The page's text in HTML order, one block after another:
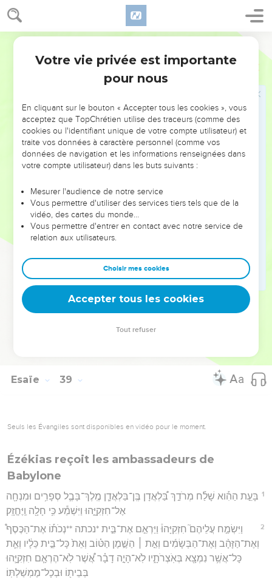
Esaïe 38
מִכְתָּ֖ב לְחִזְקִיָּ֣הוּ מֶֽלֶךְ־יְהוּדָ֑ה בַּחֲלֹת֕וֹ וַיְחִ֖י מֵחָלְיֽוֹ׃
10 אֲנִ֣י אָמַ֗רְתִּי בִּדְמִ֥י יָמַ֛י אֵלֵ֖כָה בְּשַׁעֲרֵ֣י שְׁא֑וֹל פֻּקַּ֖דְתִּי יֶ֥תֶר שְׁנוֹתָֽי׃
אָמַ֙רְתִּי֙ לֹא־אֶרְאֶ֣ה יָ֔הּ יָ֖הּ בְּאֶ֣רֶץ הַחַיִּ֑ים לֹא־אַבִּ֥יט אָדָ֛ם ע֖וֹד
עִם־י֥וֹשְׁבֵי חָֽדֶל׃
12
דּוֹרִ֗י נִסַּ֧ע וְנִגְלָ֛ה מִנִּ֖י כְּאֹ֣הֶל רֹעִ֑י קִפַּ֨דְתִּי כָאֹרֵ֤ג חַיַּי֙ מִדַּלָּ֣ה יְבַצְּעֵ֔נִי
שִׁוִּ֤יתִי עַד־בֹּ֙קֶר֙ כָּֽאֲרִ֔י כֵּ֥ן יְשַׁבֵּ֖ר כָּל־עַצְמוֹתָ֑י מִיּ֥וֹם עַד־לַ֖יְלָה תַּשְׁלִימֵֽנִי׃
כְּס֤וּס עָגוּר֙ כֵּ֣ן אֲצַפְצֵ֔ף אֶהְגֶּ֖ה כַּיּוֹנָ֑ה דַּלּ֤וּ עֵינַי֙ לַמָּר֔וֹם אֲדֹנָ֖י עָֽשְׁקָה־לִּ֥י
עָרְבֵֽנִי׃
מָֽה־אֲדַבֵּ֥ר וְאָֽמַר־לִ֖י וְה֣וּא עָשָׂ֑ה אֶדַּדֶּ֥ה כָל־שְׁנוֹתַ֖י עַל־מַ֥ר נַפְשִֽׁי׃
הִנֵּ֥ה לְשָׁל֖וֹם מַר־לִ֣י מָ֑ר וְאַתָּ֞ה חָשַׁ֤קְתָּ נַפְשִׁי֙ מִשַּׁ֣חַת בְּלִ֔י כִּ֥י הִשְׁלַ֛כְתָּ
אַחֲרֵ֥י גֵוְךָ֖ כָּל־חֲטָאָֽי׃
כִּ֣י לֹ֥א שְׁא֛וֹל תּוֹדֶ֖ךָּ מָ֣וֶת יְהַלְלֶ֑ךָּ לֹֽא־יְשַׂבְּר֥וּ יֽוֹרְדֵי־ב֖וֹר אֶל־אֲמִתֶּֽךָ׃
חַ֥י חַ֛י ה֥וּא יוֹדֶ֖ךָ כָּמ֣וֹנִי הַיּ֑וֹם אָ֣ב לְבָנִ֔ים יוֹדִ֖יעַ אֶל־אֲמִתֶּֽךָ׃
יְהוָ֖ה לְהוֹשִׁיעֵ֑נִי וּנְגִנוֹתַ֧י נְנַגֵּ֛ן כָּל־יְמֵ֥י חַיֵּ֖ינוּ עַל־בֵּ֥ית יְהוָֽה׃
וַיֹּ֣אמֶר יְשַׁעְיָ֔הוּ יִשְׂא֖וּ דְּבֶ֣לֶת תְּאֵנִ֑ים וְיִמְרְח֥וּ עַֽל־הַשְּׁחִ֖ין וְיֶֽחִי׃
וַיֹּ֥אמֶר חִזְקִיָּ֖הוּ מָ֣ה א֑וֹת כִּ֥י אֶעֱלֶ֖ה בֵּ֥ית יְהוָֽה׃
Hébreu : © Westminster Leningrad Codex - tanach.us --- Grec : © 2010 by the
Esaïe 39
Seuls les Évangiles sont disponibles en vidéo pour le moment.
Ézékias reçoit les ambassadeurs de
Babylone
1 בָּעֵ֣ת הַהִ֡וא שָׁלַ֡ח מְרֹדַ֣ךְ בַּ֠לְאֲדָן בֶּֽן־בַּלְאֲדָ֧ן מֶֽלֶךְ־בָּבֶ֛ל סְפָרִ֥ים וּמִנְחָ֖ה
אֶל־חִזְקִיָּ֑הוּ וַיִּשְׁמַ֕ע כִּ֥י חָלָ֖ה וַֽיֶּחֱזָֽק׃
2
וַיִּשְׂמַ֣ח עֲלֵיהֶם֮ חִזְקִיָּהוּ֒ וַיַּרְאֵ֣ם אֶת־בֵּ֣ית *נכתה **נְכֹת֡וֹ אֶת־הַכֶּסֶף֩
וְאֶת־הַזָּהָ֨ב וְאֶת־הַבְּשָׂמִ֜ים וְאֵ֣ת ׀ הַשֶּׁ֣מֶן הַטּ֗וֹב וְאֵת֙ כָּל־בֵּ֣ית כֵּלָ֔יו וְאֵ֛ת
כָּל־אֲשֶׁ֥ר נִמְצָ֖א בְּאֹֽצְרֹתָ֑יו לֹֽא־הָיָ֣ה דָבָ֗ר אֲ֠שֶׁר לֹֽא־הֶרְאָ֧ם חִזְקִיָּ֛הוּ
בְּבֵית֖וֹ וּבְכָל־מֶמְשַׁלְתּֽוֹ׃
Votre vie privée est importante
pour nous
En cliquant sur le bouton « Accepter tous les cookies », vous
acceptez que TopChrétien utilise des traceurs (comme des
cookies ou l'identifiant unique de votre compte utilisateur) et
traite vos données à caractère personnel (comme vos
données de navigation et les informations renseignées dans
votre compte utilisateur) dans les buts suivants :
Mesurer l'audience de notre service
Vous permettre d'utiliser des services tiers tels que de la
vidéo, des cartes du monde…
Vous permettre d'entrer en contact avec notre service de
relation aux utilisateurs.
Choisir mes cookies
Accepter tous les cookies
Tout refuser